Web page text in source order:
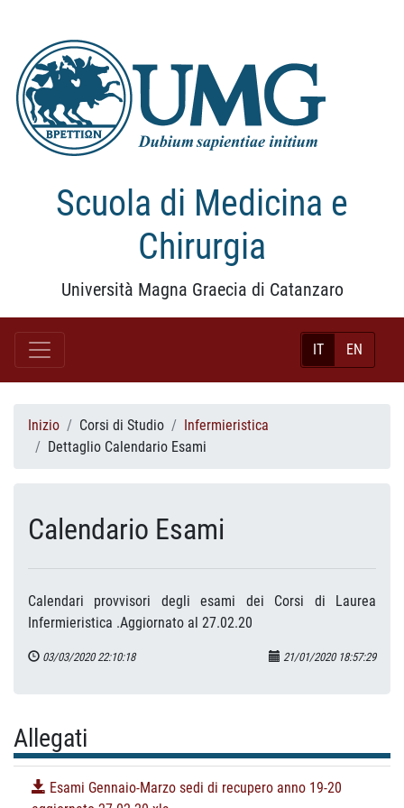
Scuola di Medicina e
Chirurgia
Università Magna Graecia di Catanzaro
IT EN
Inizio Corsi di Studio
Infermieristica
Dettaglio Calendario Esami
Calendario Esami
Calendari provvisori degli esami dei Corsi di Laurea
Infermieristica .Aggiornato al 27.02.20
03/03/2020 22:10:18 21/01/2020 18:57:29
Allegati
Esami Gennaio-Marzo sedi di recupero anno 19-20